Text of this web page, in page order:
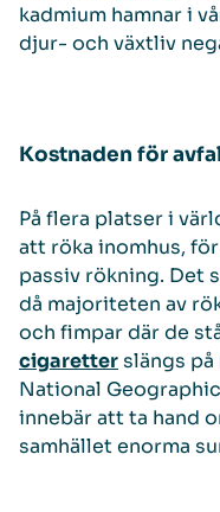
kadmium hamnar i
djur- och växtliv
Kostnaden för
På flera platser i
att röka inomhus,
passiv rökning. Det
då majoriteten av
och fimpar där de
cigaretterslängs
National
innebär att ta hand
samhället enorma